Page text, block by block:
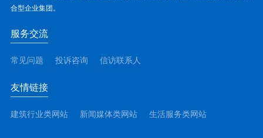
合型企业集团。
服务交流
常见问题 投诉咨询 信访联系人
友情链接
建筑行业类网站 新闻媒体类网站 生活服务类网站